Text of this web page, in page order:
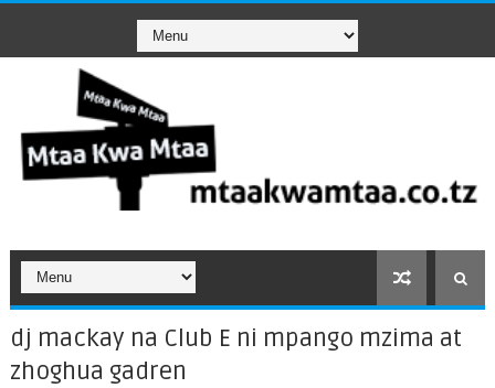
dj mackay na Club E ni mpango mzima at
zhoghua gadren